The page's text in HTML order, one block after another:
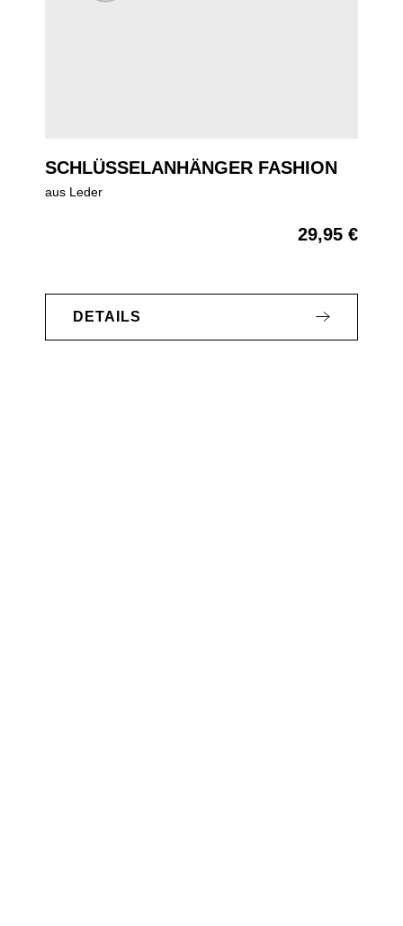
SCHLÜSSELANHÄNGER FASHION
aus Leder
29,95 €
DETAILS